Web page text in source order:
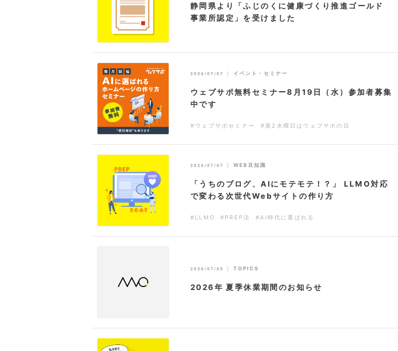
静岡県より「ふじのくに健康づくり推進ゴールド
事業所認定」を受けました
2026/07/07 ｜ イベント・セミナー
ウェブサポ無料セミナー8月19日（水）参加者募集
中です
#ウェブサポセミナー #第2水曜日はウェブサポの日
2026/07/07 ｜ WEB豆知識
「うちのブログ、AIにモテモテ！？」 LLMO対応
で変わる次世代Webサイトの作り方
#LLMO #PREP法 #AI時代に選ばれる
2026/07/05 ｜ TOPICS
2026年 夏季休業期間のお知らせ